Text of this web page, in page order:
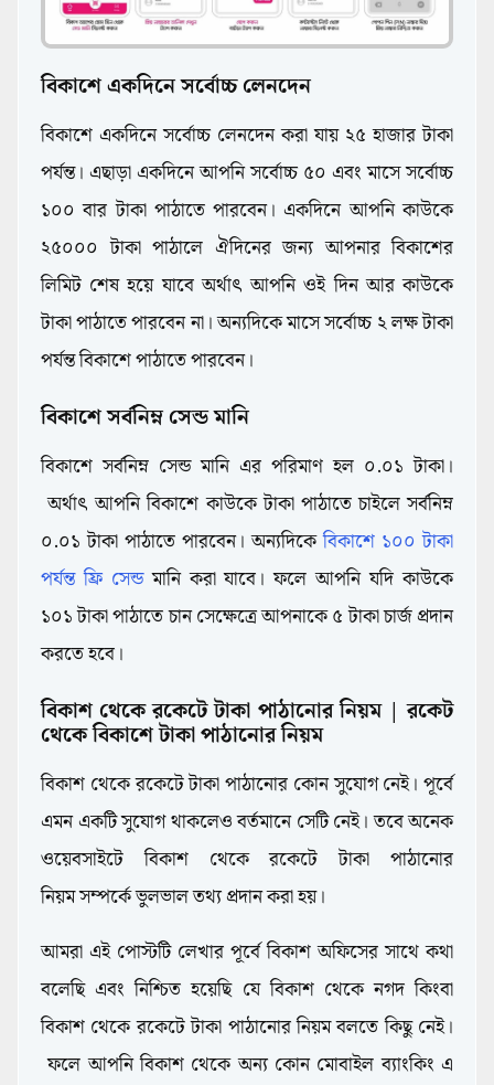
বিকাশে একদিনে সর্বোচ্চ লেনদেন
বিকাশে একদিনে সর্বোচ্চ লেনদেন করা যায় ২৫ হাজার টাকা
পর্যন্ত। এছাড়া একদিনে আপনি সর্বোচ্চ ৫০ এবং মাসে সর্বোচ্চ
১০০ বার টাকা পাঠাতে পারবেন। একদিনে আপনি কাউকে
২৫০০০ টাকা পাঠালে ঐদিনের জন্য আপনার বিকাশের
লিমিট শেষ হয়ে যাবে অর্থাৎ আপনি ওই দিন আর কাউকে
টাকা পাঠাতে পারবেন না। অন্যদিকে মাসে সর্বোচ্চ ২ লক্ষ টাকা
পর্যন্ত বিকাশে পাঠাতে পারবেন।
বিকাশে সর্বনিম্ন সেন্ড মানি
বিকাশে সর্বনিম্ন সেন্ড মানি এর পরিমাণ হল ০.০১ টাকা।
অর্থাৎ আপনি বিকাশে কাউকে টাকা পাঠাতে চাইলে সর্বনিম্ন
০.০১ টাকা পাঠাতে পারবেন। অন্যদিকেবিকাশে ১০০ টাকা
পর্যন্ত ফ্রি সেন্ডমানি করা যাবে। ফলে আপনি যদি কাউকে
১০১ টাকা পাঠাতে চান সেক্ষেত্রে আপনাকে ৫ টাকা চার্জ প্রদান
করতে হবে।
বিকাশ থেকে রকেটে টাকা পাঠানোর নিয়ম |রকেট
থেকে বিকাশে টাকা পাঠানোর নিয়ম
বিকাশ থেকে রকেটে টাকা পাঠানোর কোন সুযোগ নেই। পূর্বে
এমন একটি সুযোগ থাকলেও বর্তমানে সেটি নেই। তবে অনেক
ওয়েবসাইটে বিকাশ থেকে রকেটে টাকা পাঠানোর
নিয়ম সম্পর্কেভুলভাল তথ্য প্রদান করা হয়।
আমরা এই পোস্টটি লেখার পূর্বে বিকাশ অফিসের সাথে কথা
বলেছি এবং নিশ্চিত হয়েছি যে বিকাশ থেকে নগদ কিংবা
বিকাশ থেকে রকেটে টাকা পাঠানোর নিয়ম বলতে কিছু নেই।
ফলে আপনি বিকাশ থেকে অন্য কোন মোবাইল ব্যাংকিং এ